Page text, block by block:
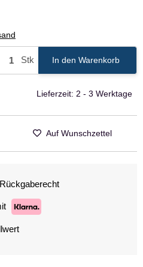
Stk In den Warenkorb
Lieferzeit: 2 - 3 Werktage
Auf Wunschzettel